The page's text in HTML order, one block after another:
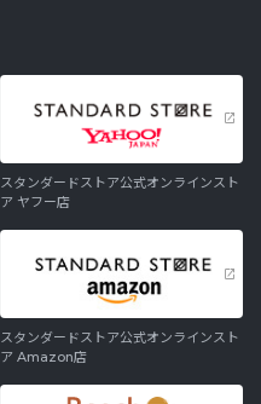
スタンダードストア公式オンラインスト
ア ヤフー店
スタンダードストア公式オンラインスト
ア Amazon店